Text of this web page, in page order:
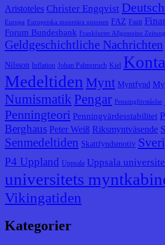
Aristoteles Christer Engqvist
Europa Europeiska monetära unionen FAZ Fazit
Forum Bundesbank Frankfurter Allgemeine Zeitung
Geldgeschichtliche Nachrichten
Nilsson Inflation Johan Palmstruch Kiel
Medeltiden Mynt Myntfynd
Numismatik Pengar Penningförståelse
Penningteori Penningvärdesstabilitet
Berghaus Peter Weiß Riksmyntväsende
Senmedeltiden Skattfyndsmotiv
P4 Uppland Uppsala Uppsala
universitets
Vikingatiden
Kategorier